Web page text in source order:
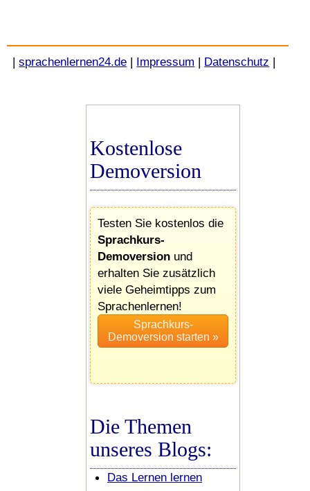
|sprachenlernen24.de | Impressum | Datenschutz |
Kostenlose
Demoversion
Testen Sie kostenlos die
Sprachkurs-
Demoversion und
erhalten Sie zusätzlich
viele Geheimtipps zum
Sprachenlernen!
Die Themen
unseres Blogs:
Das Lernen lernen